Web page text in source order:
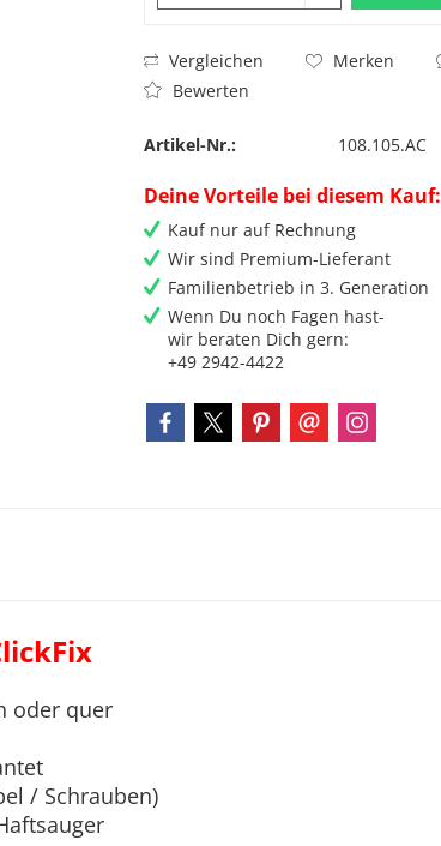
Vergleichen Merken
Bewerten
Artikel-Nr.: 108.105.AC
Deine Vorteile bei diesem Kauf:
Kauf nur auf Rechnung
Wir sind Premium-Lieferant
Familienbetrieb in 3. Generation
Wenn Du noch Fagen hast-
wir beraten Dich gern:
+49 2942-4422
oder quer
/ Schrauben)